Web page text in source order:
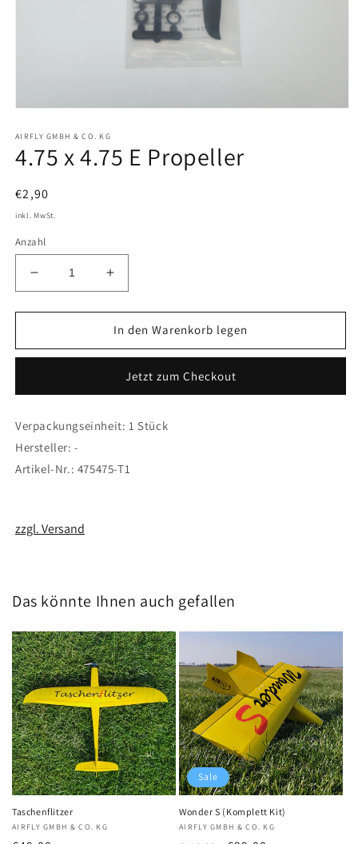
in
Modal
öffnen
AIRFLY GMBH & CO. KG
4.75 x 4.75 E Propeller
Normaler
Preis
€2,90
inkl. MwSt.
Anzahl
Verringere
die
Menge
4.75
E
Erhöhe
die
Menge
für
4.75
4.75
E
In den Warenkorb legen
Jetzt zum Checkout
Verpackungseinheit: 1 Stück
Hersteller: -
Artikel-Nr.: 475475-T1
zzgl. Versand
Das könnte Ihnen auch gefallen
Taschenflitzer
Anbieter:
AIRFLY GMBH & CO. KG
Sale
Wonder S (Komplett Kit)
Anbieter:
AIRFLY GMBH & CO. KG